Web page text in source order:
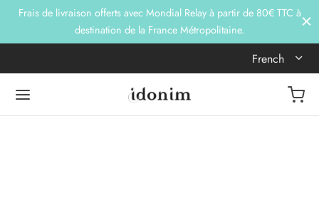
Frais de livraison offerts avec Mondial Relay à partir de 80€ TTC à
destination de la France Métropolitaine.
French